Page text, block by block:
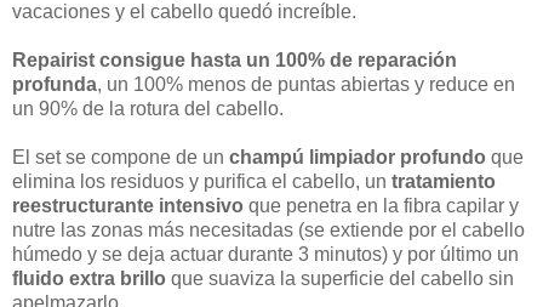
vacaciones y el cabello quedó increíble.
Repairist consigue hasta un 100% de reparación
profunda, un 100% menos de puntas abiertas y reduce en
un 90% de la rotura del cabello.
El set se compone de un champú limpiador profundo que
elimina los residuos y purifica el cabello, un tratamiento
reestructurante intensivo que penetra en la fibra capilar y
nutre las zonas más necesitadas (se extiende por el cabello
húmedo y se deja actuar durante 3 minutos) y por último un
fluido extra brillo que suaviza la superficie del cabello sin